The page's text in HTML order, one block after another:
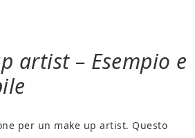
artist – Esempio e
per un make up artist. Questo